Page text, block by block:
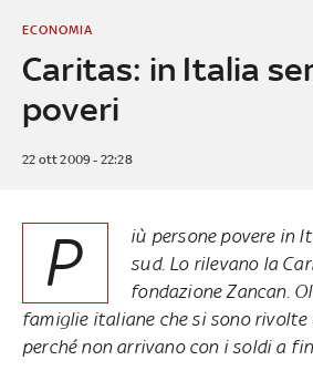
Caritas: in Italia
poveri
ECONOMIA
22 ott 2009 - 22:28
P
iù persone povere in
sud. Lo rilevano la
fondazione Zancan.
famiglie italiane che si sono
perché non arrivano con i soldi a